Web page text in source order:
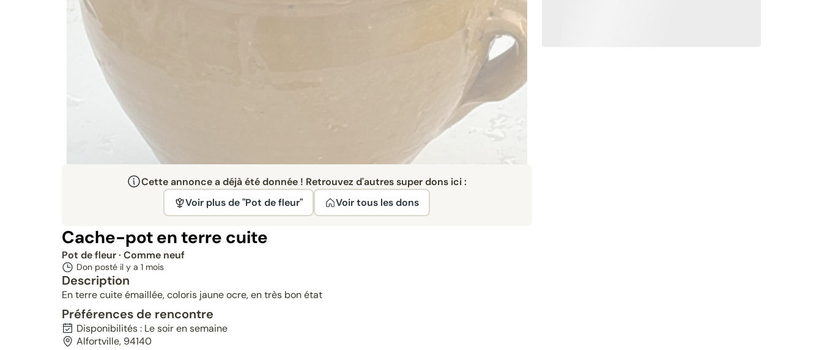
Cette annonce a déjà été donnée ! Retrouvez d'autres super dons ici :
Voir plus de "Pot de fleur"
Voir tous les dons
Cache-pot en terre cuite
Pot de fleur· Comme neuf
Don posté il y a 1 mois
Description
En terre cuite émaillée, coloris jaune ocre, en très bon état
Préférences de rencontre
Disponibilités : Le soir en semaine
Alfortville, 94140